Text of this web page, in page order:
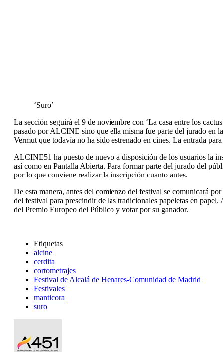
‘Suro’
La sección seguirá el 9 de noviembre con ‘La casa entre los
pasado por ALCINE sino que ella misma fue parte del jurado en
Vermut que todavía no ha sido estrenado en cines. La entrada
ALCINE51 ha puesto de nuevo a disposición de los usuarios la
así como en Pantalla Abierta. Para formar parte del jurado del
por lo que conviene realizar la inscripción cuanto antes.
De esta manera, antes del comienzo del festival se comunicará
del festival para prescindir de las tradicionales papeletas en
del Premio Europeo del Público y votar por su ganador.
Etiquetas
alcine
cerdita
cortometrajes
Festival de Alcalá de Henares-Comunidad de Madrid
Festivales
manticora
suro